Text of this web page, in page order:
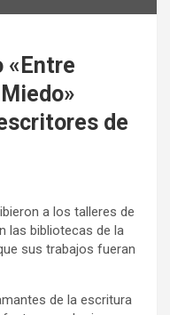
«Entre
de
a los talleres de
las bibliotecas de la
sus trabajos fueran
de la escritura